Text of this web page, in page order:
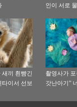
인이 서로
끼 흰뺨긴
타이서 선보
촬영사가 포
갓난아기”